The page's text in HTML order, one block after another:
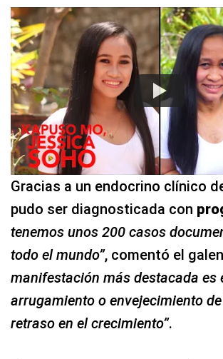
Gracias a un endocrino clínico
pudo ser diagnosticada con
tenemos unos 200 casos
todo el mundo”, comentó el
manifestación más destacada es
arrugamiento o envejecimiento
retraso en el crecimiento”.